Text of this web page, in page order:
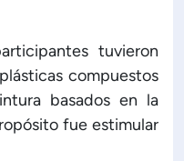
tuvieron
compuestos
basados en la
fue estimular